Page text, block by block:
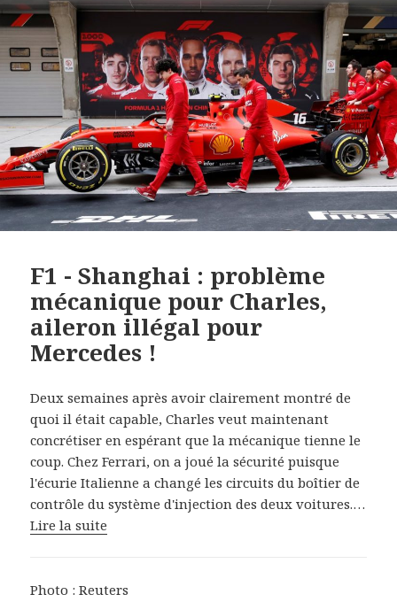
F1 - Shanghai : problème
mécanique pour Charles,
aileron illégal pour
Mercedes !
Deux semaines après avoir clairement montré de
quoi il était capable, Charles veut maintenant
concrétiser en espérant que la mécanique tienne le
coup. Chez Ferrari, on a joué la sécurité puisque
l'écurie Italienne a changé les circuits du boîtier de
contrôle du système d'injection des deux voitures.…
Lire la suite
Photo : Reuters